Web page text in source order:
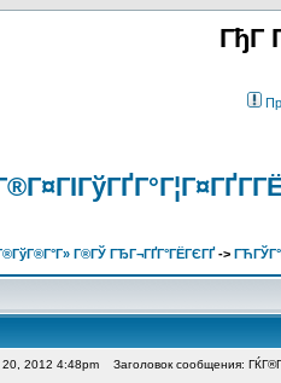
ГђГ
Г®ГЎ ГЂГ¬ГҐГ°ГЁГЄГҐ->
2012 4:48pm Заголовок сообщения: